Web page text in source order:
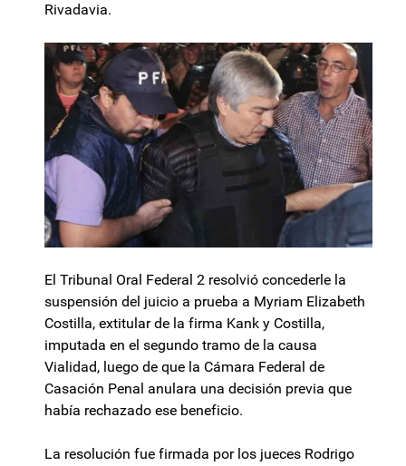
Rivadavia.
El Tribunal Oral Federal 2 resolvió concederle la
suspensión del juicio a prueba a Myriam Elizabeth
Costilla, extitular de la firma Kank y Costilla,
imputada en el segundo tramo de la causa
Vialidad, luego de que la Cámara Federal de
Casación Penal anulara una decisión previa que
había rechazado ese beneficio.
La resolución fue firmada por los jueces Rodrigo